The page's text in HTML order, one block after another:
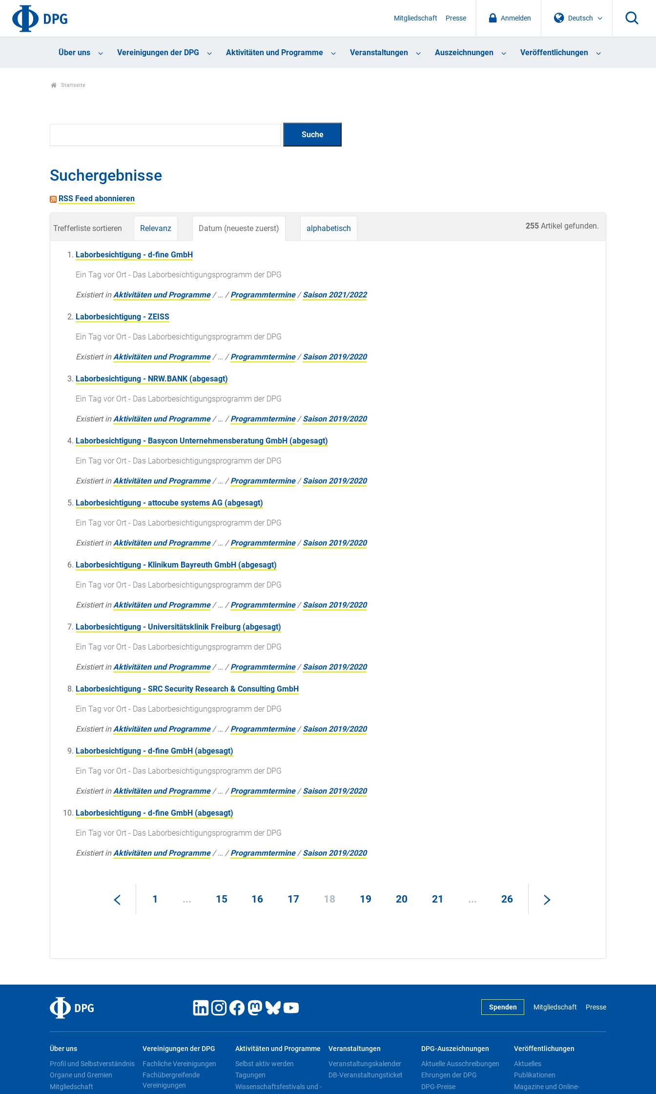
Deutsch
Anmelden
Mitgliedschaft Presse
Über uns Vereinigungen der DPG Aktivitäten und Programme Veranstaltungen Auszeichnungen Veröffentlichungen
Startseite
Suchergebnisse
RSS Feed abonnieren
255 Artikel gefunden.
Trefferliste sortieren Relevanz Datum (neueste zuerst) alphabetisch
Laborbesichtigung - d-fine GmbH
Ein Tag vor Ort - Das Laborbesichtigungsprogramm der DPG
Existiert in Aktivitäten und Programme /… /Programmtermine /Saison 2021/2022
Laborbesichtigung - ZEISS
Ein Tag vor Ort - Das Laborbesichtigungsprogramm der DPG
Existiert in Aktivitäten und Programme /… /Programmtermine /Saison 2019/2020
Laborbesichtigung - NRW.BANK (abgesagt)
Ein Tag vor Ort - Das Laborbesichtigungsprogramm der DPG
Existiert in Aktivitäten und Programme /… /Programmtermine /Saison 2019/2020
Laborbesichtigung - Basycon Unternehmensberatung GmbH (abgesagt)
Ein Tag vor Ort - Das Laborbesichtigungsprogramm der DPG
Existiert in Aktivitäten und Programme /… /Programmtermine /Saison 2019/2020
Laborbesichtigung - attocube systems AG (abgesagt)
Ein Tag vor Ort - Das Laborbesichtigungsprogramm der DPG
Existiert in Aktivitäten und Programme /… /Programmtermine /Saison 2019/2020
Laborbesichtigung - Klinikum Bayreuth GmbH (abgesagt)
Ein Tag vor Ort - Das Laborbesichtigungsprogramm der DPG
Existiert in Aktivitäten und Programme /… /Programmtermine /Saison 2019/2020
Laborbesichtigung - Universitätsklinik Freiburg (abgesagt)
Ein Tag vor Ort - Das Laborbesichtigungsprogramm der DPG
Existiert in Aktivitäten und Programme /… /Programmtermine /Saison 2019/2020
Laborbesichtigung - SRC Security Research & Consulting GmbH
Ein Tag vor Ort - Das Laborbesichtigungsprogramm der DPG
Existiert in Aktivitäten und Programme /… /Programmtermine /Saison 2019/2020
Laborbesichtigung - d-fine GmbH (abgesagt)
Ein Tag vor Ort - Das Laborbesichtigungsprogramm der DPG
Existiert in Aktivitäten und Programme /… /Programmtermine /Saison 2019/2020
Laborbesichtigung - d-fine GmbH (abgesagt)
Ein Tag vor Ort - Das Laborbesichtigungsprogramm der DPG
Existiert in Aktivitäten und Programme /… /Programmtermine /Saison 2019/2020
1 ... 15 16 17 18 19 20 21 ... 26
Spenden Mitgliedschaft Presse
Über uns
Profil und Selbstverständnis
Organe und Gremien
Mitgliedschaft
Vereinigungen der DPG
Fachliche Vereinigungen
Fachübergreifende
Vereinigungen
Aktivitäten und Programme
Selbst aktiv werden
Tagungen
Wissenschaftsfestivals und -
Veranstaltungen
Veranstaltungskalender
DB-Veranstaltungsticket
DPG-Auszeichnungen
Aktuelle Ausschreibungen
Ehrungen der DPG
DPG-Preise
Veröffentlichungen
Aktuelles
Publikationen
Magazine und Online-